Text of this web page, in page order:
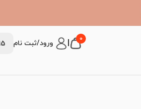
0 ورود/ثبت نام